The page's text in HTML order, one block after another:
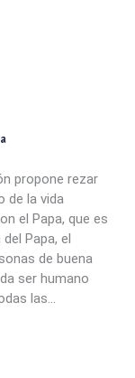
propone rezar
de la vida
el Papa, que es
Papa, el
de buena
ser humano
las